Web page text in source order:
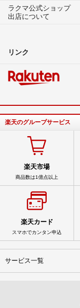
ラクマ公式ショップ
出店について
リンク
楽天のグループサービス
楽天市場
商品数は1億点以上
楽天カード
スマホでカンタン申込
サービス一覧